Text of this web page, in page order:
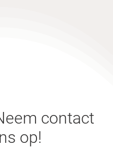
contact
op!